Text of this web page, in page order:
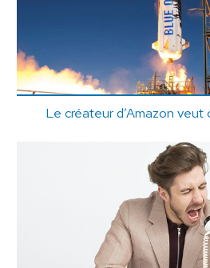
Le créateur d’Amazon veut